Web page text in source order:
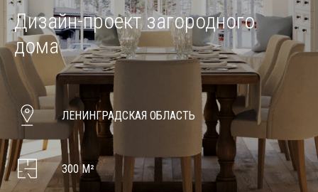
Дизайн-проект загородного
дома
ЛЕНИНГРАДСКАЯ ОБЛАСТЬ
300 М²